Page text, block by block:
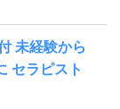
未経験から
セラピスト